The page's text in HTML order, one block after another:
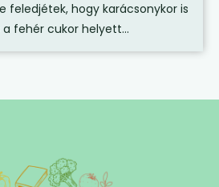
feledjétek, hogy karácsonykor is
fehér cukor helyett...